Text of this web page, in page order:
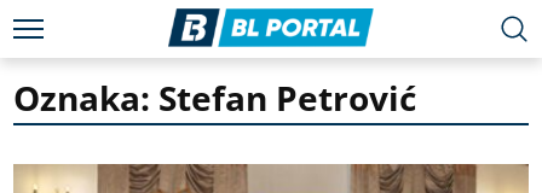
Oznaka: Stefan Petrović